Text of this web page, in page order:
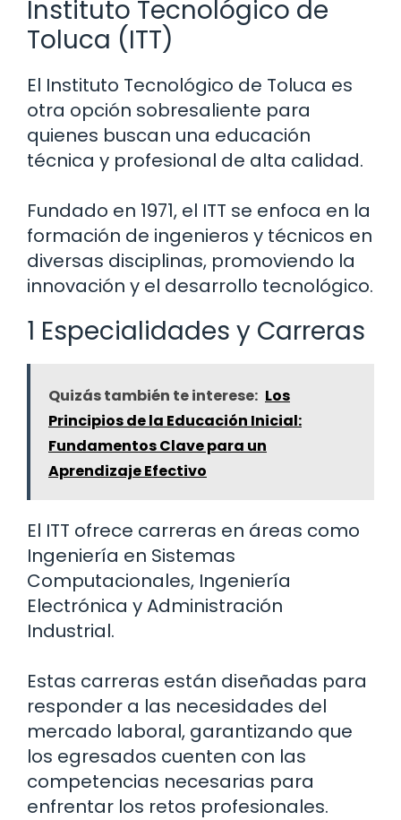
Instituto Tecnológico de
Toluca (ITT)
El Instituto Tecnológico de Toluca es
otra opción sobresaliente para
quienes buscan una educación
técnica y profesional de alta calidad.
Fundado en 1971, el ITT se enfoca en la
formación de ingenieros y técnicos en
diversas disciplinas, promoviendo la
innovación y el desarrollo tecnológico.
1 Especialidades y Carreras
Quizás también te interese: Los
Principios de la Educación Inicial:
Fundamentos Clave para un
Aprendizaje Efectivo
El ITT ofrece carreras en áreas como
Ingeniería en Sistemas
Computacionales, Ingeniería
Electrónica y Administración
Industrial.
Estas carreras están diseñadas para
responder a las necesidades del
mercado laboral, garantizando que
los egresados cuenten con las
competencias necesarias para
enfrentar los retos profesionales.